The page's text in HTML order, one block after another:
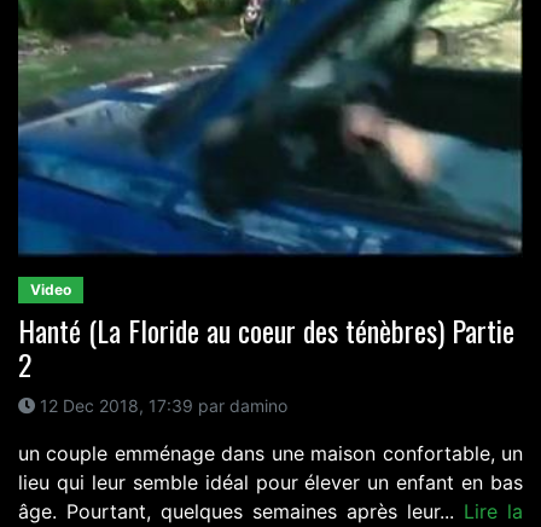
Video
Hanté (La Floride au coeur des ténèbres) Partie
2
12 Dec 2018, 17:39 par damino
un couple emménage dans une maison confortable, un
lieu qui leur semble idéal pour élever un enfant en bas
âge. Pourtant, quelques semaines après leur... Lire la